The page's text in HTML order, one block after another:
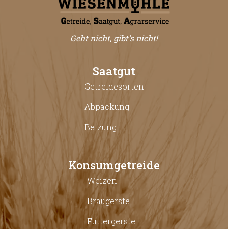
Geht nicht, gibt's nicht!
Saatgut
Getreidesorten
Abpackung
Beizung
Konsumgetreide
Weizen
Braugerste
Futtergerste